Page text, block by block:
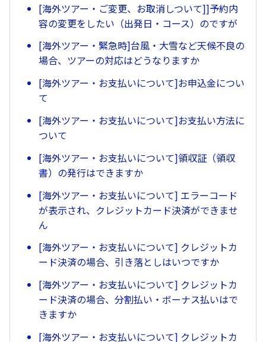
[海外ツアー・ご変更、お取消しついて]]予約内
容の変更をしたい（出発日・コース）のですが
[海外ツアー・緊急時]台風・大雪など天候不良の
場合、ツアーの対応はどうなりますか
[海外ツアー・お支払いについて]お申込金につい
て
[海外ツアー・お支払いについて]お支払い方法に
ついて
[海外ツアー・お支払いについて]領収証（領収
書）の発行はできますか
[海外ツアー・お支払いについて] エラーコード
が表示され、クレジットカード決済ができませ
ん
[海外ツアー・お支払いについて] クレジットカ
ード決済の場合、引き落としはいつですか
[海外ツアー・お支払いについて] クレジットカ
ード決済の場合、分割払い・ボーナス払いはで
きますか
[海外ツアー・お支払いについて] クレジットカ